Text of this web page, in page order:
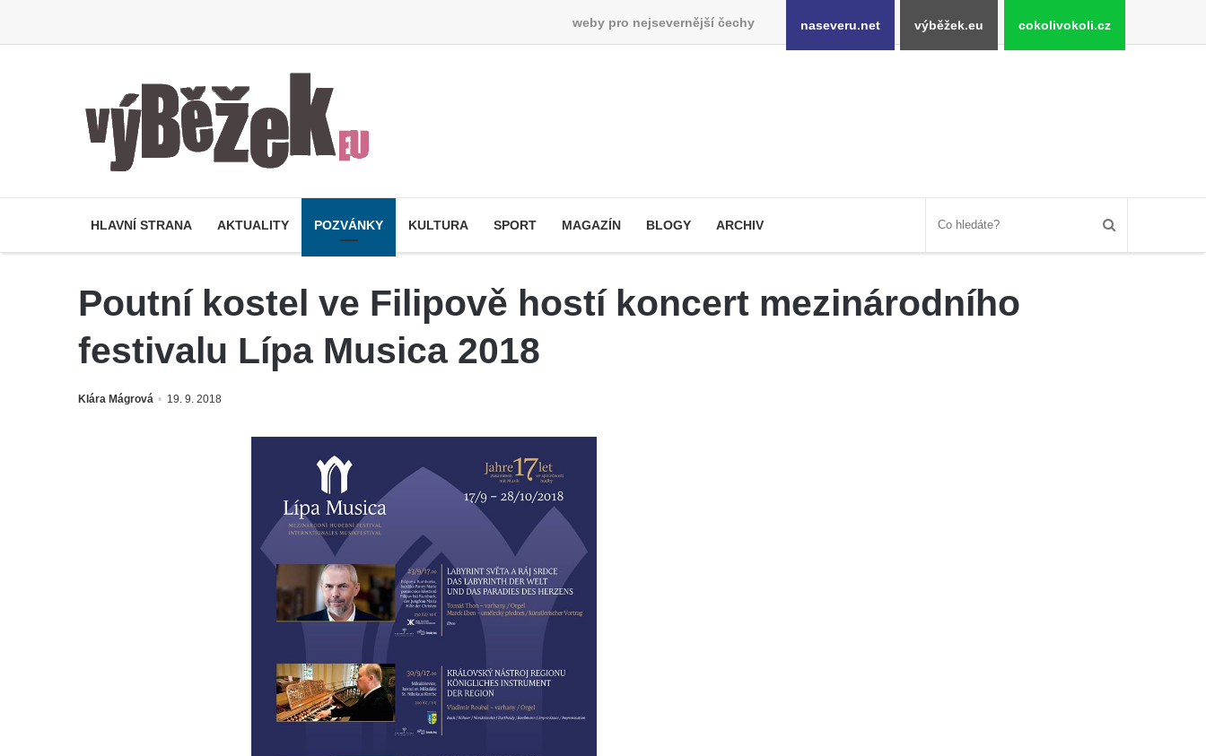
weby pro nejsevernější čechy naseveru.net výběžek.eu cokolivokoli.cz
HLAVNÍ STRANA AKTUALITY POZVÁNKY KULTURA SPORT MAGAZÍN BLOGY ARCHIV
Poutní kostel ve Filipově hostí koncert mezinárodního
festivalu Lípa Musica 2018
Klára Mágrová 19. 9. 2018